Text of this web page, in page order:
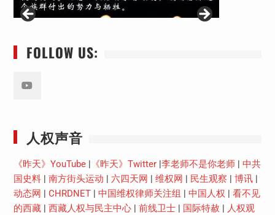
FOLLOW US:
人权声音
《昨天》YouTube| 《昨天》Twitter| 李老师不是你老师| 中共
国史料| 南方街头运动 六四天网 维权网 民生观察 博讯|
动态网
CHRDNET| 中国维权律师关注组 中国人权
看不见
的西藏| 西藏人权与民主中心| 前线卫士| 国际特赦
人权观